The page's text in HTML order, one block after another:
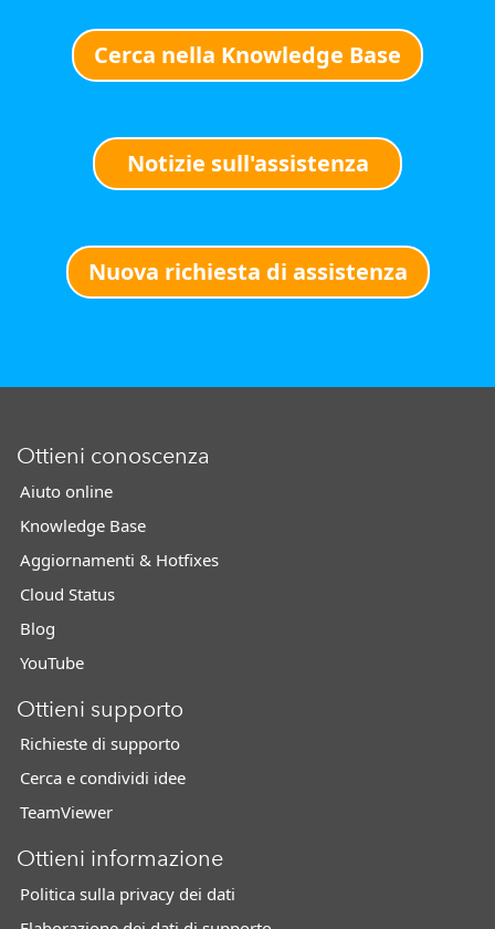
Cerca nella Knowledge Base
Notizie sull'assistenza
Nuova richiesta di assistenza
Ottieni conoscenza
Aiuto online
Knowledge Base
Aggiornamenti & Hotfixes
Cloud Status
Blog
YouTube
Ottieni supporto
Richieste di supporto
Cerca e condividi idee
TeamViewer
Ottieni informazione
Politica sulla privacy dei dati